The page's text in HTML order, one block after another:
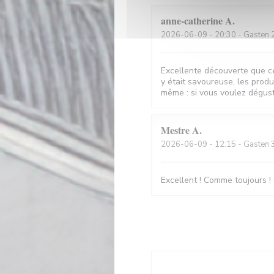
anne-catherineA
2026-06-09 - 20:30 - Gasten
Excellente découverte que
y était savoureuse, les
même : si vous voulez
MestreA
2026-06-09 - 12:15 - Gasten 3
Excellent ! Comme toujours